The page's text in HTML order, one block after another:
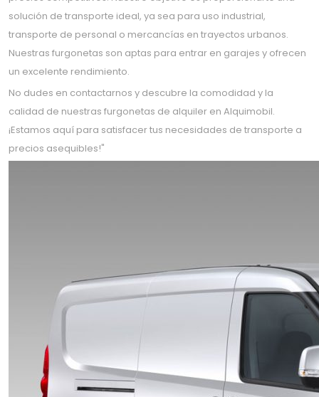
solución de transporte ideal, ya sea para uso industrial,
transporte de personal o mercancías en trayectos urbanos.
Nuestras furgonetas son aptas para entrar en garajes y ofrecen
un excelente rendimiento.
No dudes en contactarnos y descubre la comodidad y la
calidad de nuestras furgonetas de alquiler en Alquimobil.
¡Estamos aquí para satisfacer tus necesidades de transporte a
precios asequibles!"